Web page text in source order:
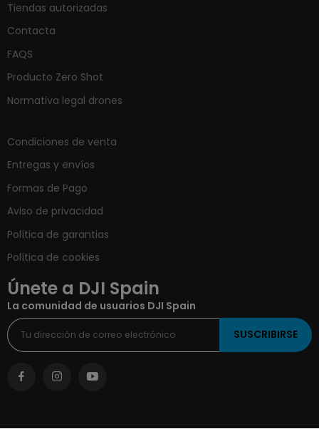
Tiendas autorizadas
Contacta
FAQS
Producto Zero Shot
Normativa legal drones
Condiciones de venta
Entregas y envíos
Formas de Pago
Aviso de privacidad
Política de garantias
Política de cookies
Únete a DJI Spain
La comunidad de usuarios DJI Spain
SUSCRIBIRSE